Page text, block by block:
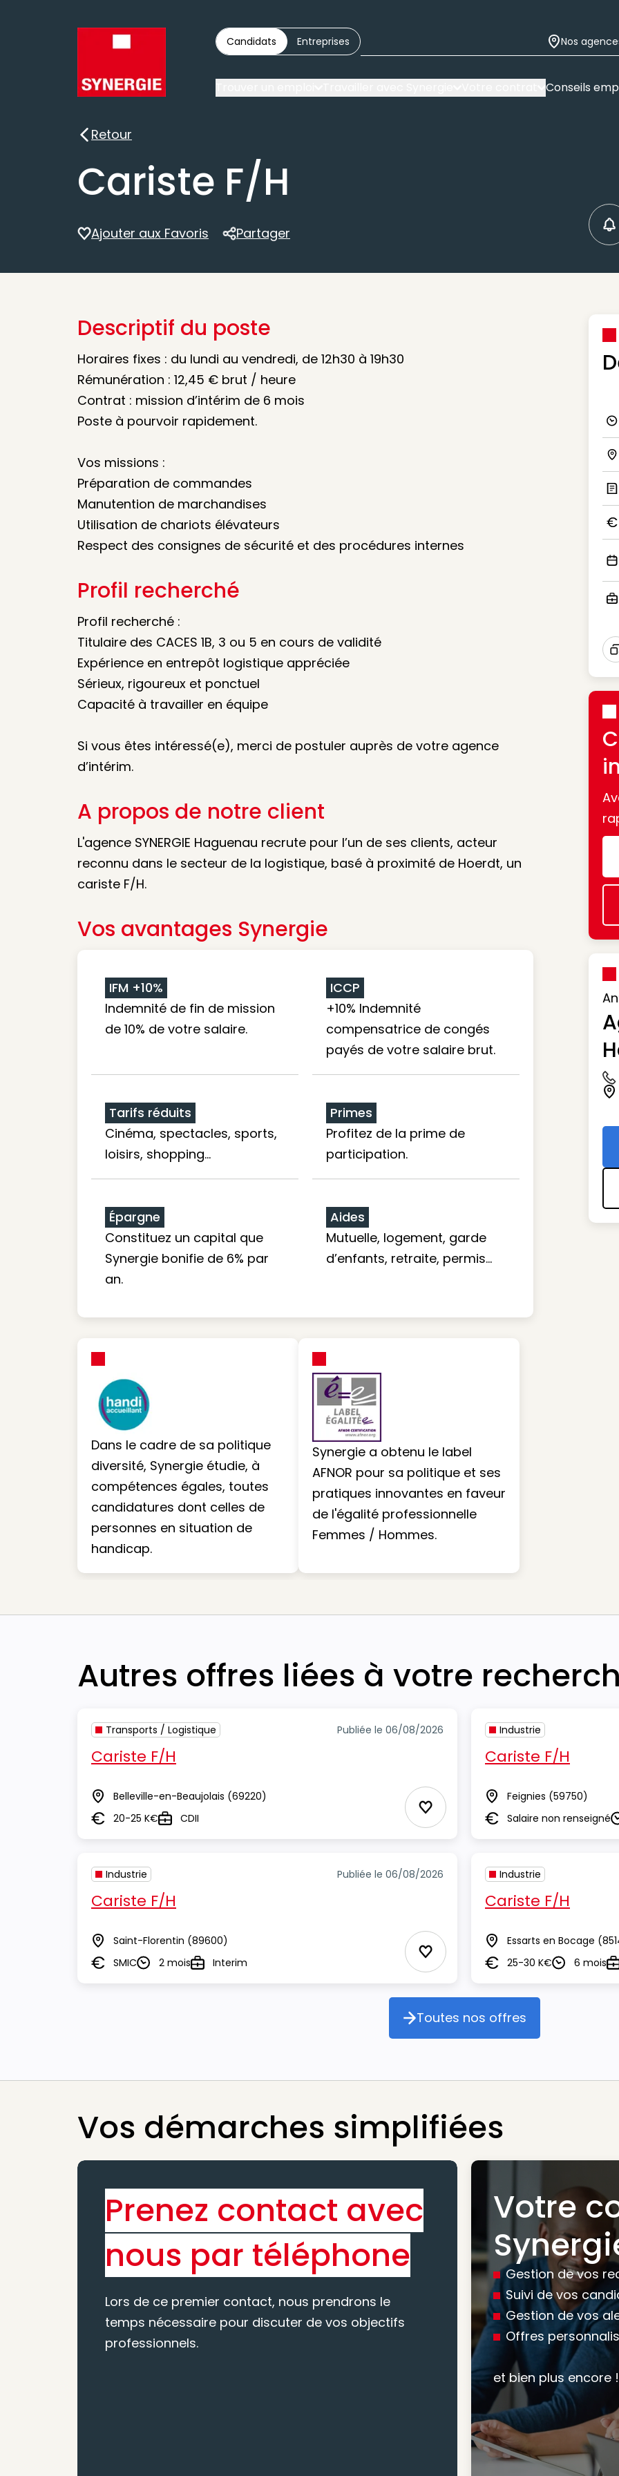
Candidats Entreprises Nos
Conseils
Retour
Retour
Cariste F/H
Ajouter aux Favoris
Partager
Partager
Descriptif du poste
Horaires fixes : du lundi au vendredi, de 12h30 à 19h30
Rémunération : 12,45 € brut / heure
Contrat : mission d’intérim de 6 mois
Poste à pourvoir rapidement.
Vos missions :
Préparation de commandes
Manutention de marchandises
Utilisation de chariots élévateurs
Respect des consignes de sécurité et des procédures internes
Profil recherché
Profil recherché :
Titulaire des CACES 1B, 3 ou 5 en cours de validité
Expérience en entrepôt logistique appréciée
Sérieux, rigoureux et ponctuel
Capacité à travailler en équipe
Si vous êtes intéressé(e), merci de postuler auprès de votre agence
d’intérim.
A propos de notre client
L'agence SYNERGIE Haguenau recrute pour l’un de ses clients, acteur
reconnu dans le secteur de la logistique, basé à proximité de Hoerdt, un
cariste F/H.
Vos avantages Synergie
IFM +10%
Indemnité de fin de mission
de 10% de votre salaire.
ICCP
+10% Indemnité
compensatrice de congés
payés de votre salaire brut.
Tarifs réduits
Cinéma, spectacles, sports,
loisirs, shopping...
Primes
Profitez de la prime de
participation.
Épargne
Constituez un capital que
Synergie bonifie de 6% par
an.
Aides
Mutuelle, logement, garde
d’enfants, retraite, permis…
Dans le cadre de sa politique
diversité, Synergie étudie, à
compétences égales, toutes
candidatures dont celles de
personnes en situation de
handicap.
Synergie a obtenu le label
AFNOR pour sa politique et ses
pratiques innovantes en faveur
de l'égalité professionnelle
Femmes / Hommes.
Autres offres liées à votre
Transports / Logistique Publiée le 06/08/2026
Cariste F/H
Lieu Belleville-en-Beaujolais (69220)
Salaire20-25 K€TypeCDII Ajouter aux Favoris
Industrie
Cariste F/H
Lieu Feignies (59750)
SalaireSalaire non renseigné
Industrie Publiée le 06/08/2026
Cariste F/H
Lieu Saint-Florentin (89600)
Salaire
SMICDurée2 moisTypeInterim Ajouter aux Favoris
Industrie
Cariste F/H
Lieu Essarts en Bocage
Salaire25-30 K€Durée6 mois
Toutes nos offres
Toutes nos offres
Vos démarches simplifiées
Prenez contact avec
nous par téléphone
Lors de ce premier contact, nous prendrons le
temps nécessaire pour discuter de vos objectifs
professionnels.
Nous vous
votre recherche,
mesure pour
atteindre vos
Votre
Gestion de vos
Suivi de vos
Gestion de vos
Offres
et bien plus encore !